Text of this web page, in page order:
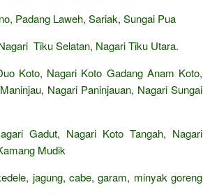
Padang Laweh, Sariak, Sungai Pua
Tiku Selatan, Nagari Tiku Utara.
Koto, Nagari Koto Gadang Anam Koto,
Nagari Paninjauan, Nagari Sungai
Gadut, Nagari Koto Tangah, Nagari
Mudik
jagung, cabe, garam, minyak goreng